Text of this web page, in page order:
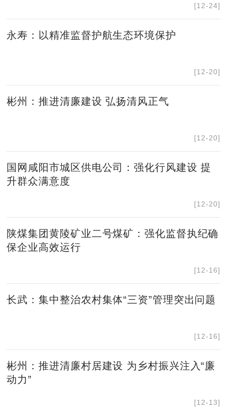
[12-24]
永寿：以精准监督护航生态环境保护
[12-20]
彬州：推进清廉建设 弘扬清风正气
[12-20]
国网咸阳市城区供电公司：强化行风建设 提
升群众满意度
[12-20]
陕煤集团黄陵矿业二号煤矿：强化监督执纪确
保企业高效运行
[12-16]
长武：集中整治农村集体“三资”管理突出问题
[12-16]
彬州：推进清廉村居建设 为乡村振兴注入“廉
动力”
[12-13]